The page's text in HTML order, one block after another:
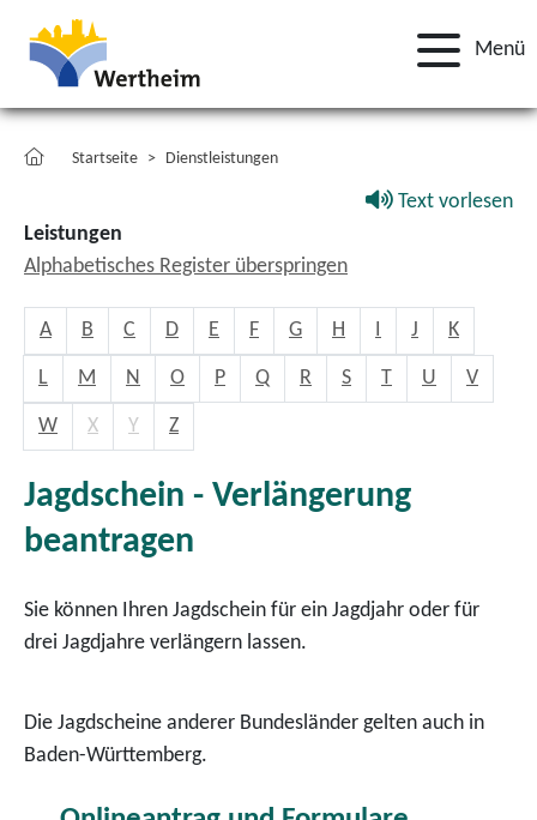
Menü
Startseite Dienstleistungen
Text vorlesen
Leistungen
Alphabetisches Register überspringen
A B C D E F G H I J K
L M N O P Q R S T U V
W X Y Z
Jagdschein - Verlängerung
beantragen
Sie können Ihren Jagdschein für ein Jagdjahr oder für
drei Jagdjahre verlängern lassen.
Die Jagdscheine anderer Bundesländer gelten auch in
Baden-Württemberg.